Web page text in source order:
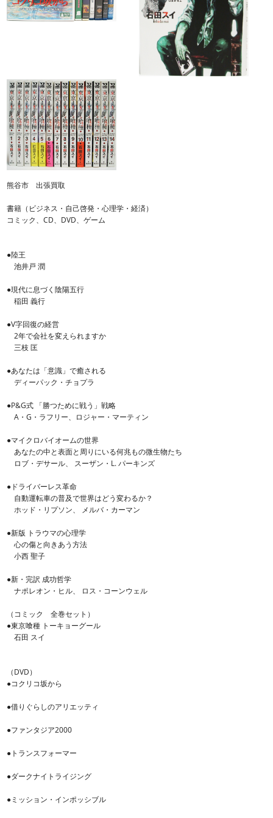
熊谷市 出張買取
書籍（ビジネス・自己啓発・心理学・経済）
コミック、CD、DVD、ゲーム
●陸王
池井戸 潤
●現代に息づく陰陽五行
稲田 義行
●V字回復の経営
2年で会社を変えられますか
三枝 匡
●あなたは「意識」で癒される
ディーパック・チョプラ
●P&G式 「勝つために戦う」戦略
A・G・ラフリー、ロジャー・マーティン
●マイクロバイオームの世界
あなたの中と表面と周りにいる何兆もの微生物たち
ロブ・デサール、 スーザン・L. パーキンズ
●ドライバーレス革命
自動運転車の普及で世界はどう変わるか？
ホッド・リプソン、 メルバ・カーマン
●新版 トラウマの心理学
心の傷と向きあう方法
小西 聖子
●新・完訳 成功哲学
ナポレオン・ヒル、 ロス・コーンウェル
（コミック 全巻セット）
●東京喰種 トーキョーグール
石田 スイ
（DVD）
●コクリコ坂から
●借りぐらしのアリエッティ
●ファンタジア2000
●トランスフォーマー
●ダークナイトライジング
●ミッション・インポッシブル